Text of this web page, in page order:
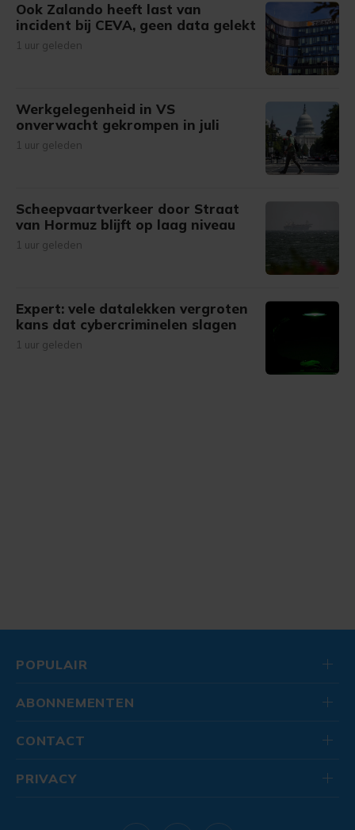
Ook Zalando heeft last van
incident bij CEVA, geen data gelekt
1 uur geleden
Werkgelegenheid in VS
onverwacht gekrompen in juli
1 uur geleden
Scheepvaartverkeer door Straat
van Hormuz blijft op laag niveau
1 uur geleden
Expert: vele datalekken vergroten
kans dat cybercriminelen slagen
1 uur geleden
POPULAIR
ABONNEMENTEN
CONTACT
PRIVACY